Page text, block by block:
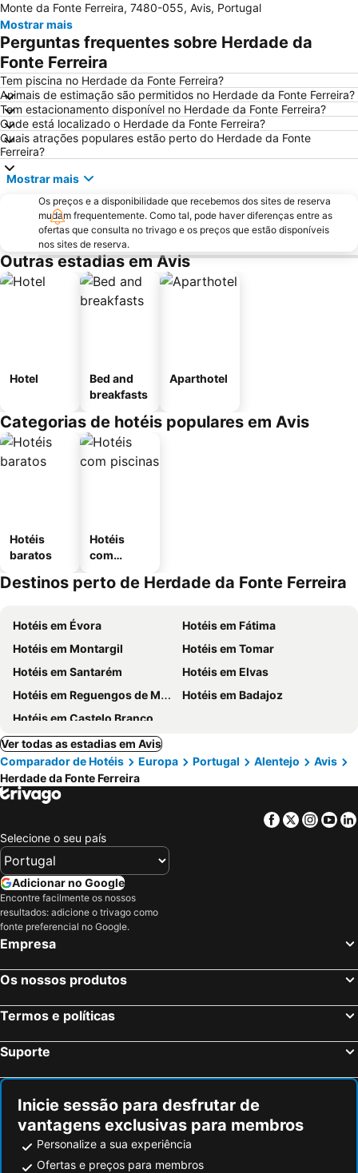
Pelourinho de Montargil
Central de Camionagem de Estremoz
Igreja da Aldeia Velha
Convento dos Lóios ou de Nossa Senhora da Assunção
Pelourinho de Cabeção
Anta de Pavia
Villa Lusitano-Romana de Torre de Palma
Monte da Fonte Ferreira, 7480-055, Avis, Portugal
Mostrar mais
Perguntas frequentes sobre Herdade da
Fonte Ferreira
Tem piscina no Herdade da Fonte Ferreira?
Animais de estimação são permitidos no Herdade da Fonte Ferreira?
Tem estacionamento disponível no Herdade da Fonte Ferreira?
Onde está localizado o Herdade da Fonte Ferreira?
Quais atrações populares estão perto do Herdade da Fonte
Ferreira?
Mostrar mais
Os preços e a disponibilidade que recebemos dos sites de reserva
mudam frequentemente. Como tal, pode haver diferenças entre as
ofertas que consulta no trivago e os preços que estão disponíveis
nos sites de reserva.
Outras estadias em Avis
Hotel
Bed and
breakfasts
Aparthotel
Categorias de hotéis populares em Avis
Hotéis
baratos
Hotéis
com
Destinos perto de Herdade da Fonte Ferreira
Hotéis em Évora
Hotéis em Fátima
Hotéis em Montargil
Hotéis em Tomar
Hotéis em Santarém
Hotéis em Elvas
Hotéis em Reguengos de Monsaraz
Hotéis em Badajoz
Hotéis em Castelo Branco
Ver todas as estadias em Avis
Comparador de Hotéis
Europa Portugal Alentejo
Avis
Herdade da Fonte Ferreira
Facebook
Twitter
Selecione o seu país
Adicionar no Google
Encontre facilmente os nossos
resultados: adicione o trivago como
fonte preferencial no Google.
Empresa
Os nossos produtos
Termos e políticas
Suporte
Inicie sessão para desfrutar de
vantagens exclusivas para membros
Personalize a sua experiência
Ofertas e preços para membros